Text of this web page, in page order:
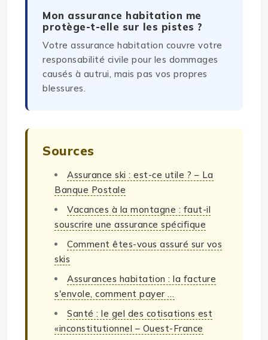
Mon assurance habitation me
protège-t-elle sur les pistes ?
Votre assurance habitation couvre votre
responsabilité civile pour les dommages
causés à autrui, mais pas vos propres
blessures.
Sources
Assurance ski : est-ce utile ? – La
Banque Postale
Vacances à la montagne : faut-il
souscrire une assurance spécifique
Comment êtes-vous assuré sur vos
skis
Assurances habitation : la facture
s'envole, comment payer …
Santé : le gel des cotisations est
«inconstitutionnel – Ouest-France